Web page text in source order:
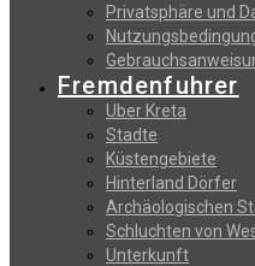
Privatsphäre und
Fremdenfuhrer
Uber Kreta
Stadte
Küstengebiete
Hinterland Dörfer
Archäologischen
Schluchten von
Unterkunft